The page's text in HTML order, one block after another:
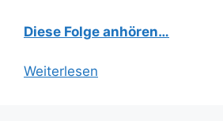
Diese Folge anhören…
Weiterlesen